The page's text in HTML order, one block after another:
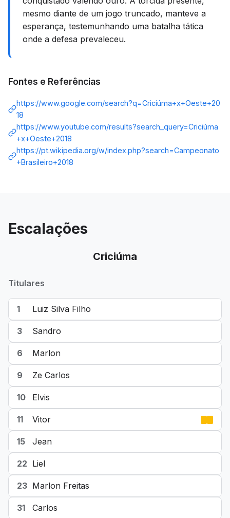
mesmo diante de um jogo truncado, manteve a
esperança, testemunhando uma batalha tática
onde a defesa prevaleceu.
Fontes e Referências
https://www.google.com/search?q=Criciúma+x+Oeste+20
18
https://www.youtube.com/results?search_query=Criciúma
+x+Oeste+2018
https://pt.wikipedia.org/w/index.php?search=Campeonato
+Brasileiro+2018
Escalações
Criciúma
Titulares
1 Luiz Silva Filho
3 Sandro
6 Marlon
9 Ze Carlos
10 Elvis
11 Vitor
15 Jean
22 Liel
23 Marlon Freitas
31 Carlos